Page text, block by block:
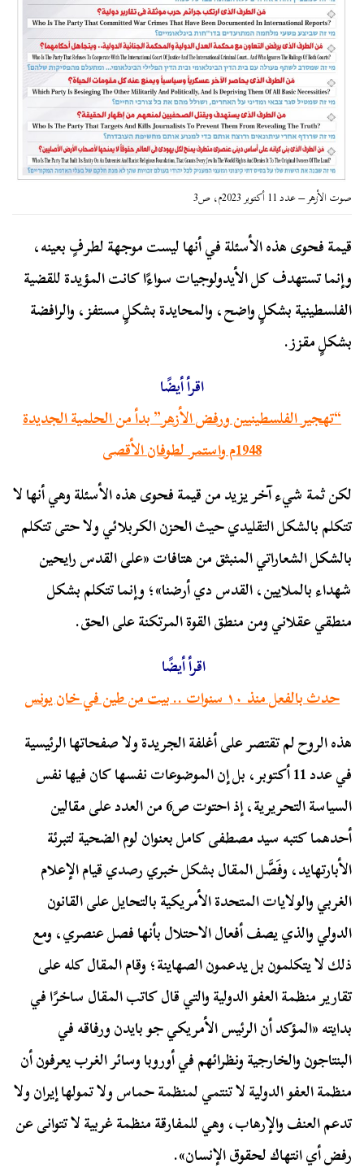
صوت الأزهر – عدد 11 أكتوبر 2023م، ص3
قيمة فحوى هذه الأسئلة في أنها ليست موجهة لطرفٍ بعينه،
وإنما تستهدف كل الأيدولوجيات سواءًا كانت المؤيدة للقضية
الفلسطينية بشكلٍ واضح، والمحايدة بشكلٍ مستفز، والرافضة
بشكلٍ مقزز.
اقرأ أيضًا
“تهجير الفلسطينيين ورفض الأزهر” بدأ من الحلمية الجديدة
1948م واستمر لطوفان الأقصى
لكن ثمة شيء آخر يزيد من قيمة فحوى هذه الأسئلة وهي أنها لا
تتكلم بالشكل التقليدي حيث الحزن الكربلائي ولا حتى تتكلم
بالشكل الشعاراتي المنبثق من هتافات «على القدس رايحين
شهداء بالملايين، القدس دي أرضنا»؛ وإنما تتكلم بشكل
منطقي عقلاني ومن منطق القوة المرتكنة على الحق.
اقرأ أيضًا
حدث بالفعل منذ ١٠ سنوات .. بيت من طين في خان يونس
هذه الروح لم تقتصر على أغلفة الجريدة ولا صفحاتها الرئيسية
في عدد 11 أكتوبر، بل إن الموضوعات نفسها كان فيها نفس
السياسة التحريرية، إذ احتوت ص6 من العدد على مقالين
أحدهما كتبه سيد مصطفى كامل بعنوان لوم الضحية لتبرئة
الأبارتهايد، وفَصَّل المقال بشكل خبري رصدي قيام الإعلام
الغربي والولايات المتحدة الأمريكية بالتحايل على القانون
الدولي والذي يصف أفعال الاحتلال بأنها فصل عنصري، ومع
ذلك لا يتكلمون بل يدعمون الصهاينة؛ وقام المقال كله على
تقارير منظمة العفو الدولية والتي قال كاتب المقال ساخرًا في
بدايته «المؤكد أن الرئيس الأمريكي جو بايدن ورفاقه في
البنتاجون والخارجية ونظرائهم في أوروبا وسائر الغرب يعرفون أن
منظمة العفو الدولية لا تنتمي لمنظمة حماس ولا تمولها إيران ولا
تدعم العنف والإرهاب، وهي للمفارقة منظمة غربية لا تتوانى عن
رفض أي انتهاك لحقوق الإنسان».